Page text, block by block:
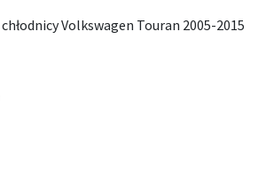
Volkswagen Touran 2005-2015